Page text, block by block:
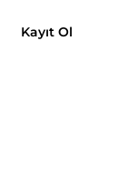
Kayıt Ol
Satın Alın